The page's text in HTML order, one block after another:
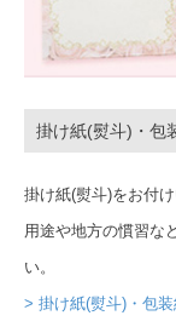
掛け紙(熨斗)・包
掛け紙(熨斗)をお付
用途や地方の慣習な
い。
> 掛け紙(熨斗)・包